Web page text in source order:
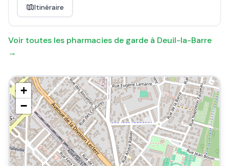
Itinéraire
Voir toutes les pharmacies de garde à Deuil-la-Barre
→
+
−